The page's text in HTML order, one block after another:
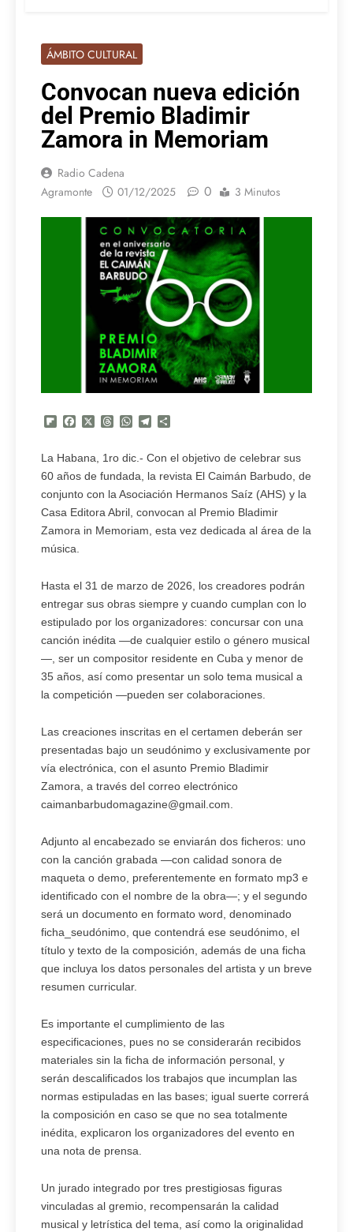
ÁMBITO CULTURAL
Convocan nueva edición
del Premio Bladimir
Zamora in Memoriam
Radio Cadena
Agramonte
01/12/2025 0 3 Minutos
Flipboard
Facebook
X Threads
WhatsApp
Telegram
La Habana, 1ro dic.- Con el objetivo de celebrar sus
60 años de fundada, la revista El Caimán Barbudo, de
conjunto con la Asociación Hermanos Saíz (AHS) y la
Casa Editora Abril, convocan al Premio Bladimir
Zamora in Memoriam, esta vez dedicada al área de la
música.
Hasta el 31 de marzo de 2026, los creadores podrán
entregar sus obras siempre y cuando cumplan con lo
estipulado por los organizadores: concursar con una
canción inédita —de cualquier estilo o género musical
—, ser un compositor residente en Cuba y menor de
35 años, así como presentar un solo tema musical a
la competición —pueden ser colaboraciones.
Las creaciones inscritas en el certamen deberán ser
presentadas bajo un seudónimo y exclusivamente por
vía electrónica, con el asunto Premio Bladimir
Zamora, a través del correo electrónico
caimanbarbudomagazine@gmail.com.
Adjunto al encabezado se enviarán dos ficheros: uno
con la canción grabada —con calidad sonora de
maqueta o demo, preferentemente en formato mp3 e
identificado con el nombre de la obra—; y el segundo
será un documento en formato word, denominado
ficha_seudónimo, que contendrá ese seudónimo, el
título y texto de la composición, además de una ficha
que incluya los datos personales del artista y un breve
resumen curricular.
Es importante el cumplimiento de las
especificaciones, pues no se considerarán recibidos
materiales sin la ficha de información personal, y
serán descalificados los trabajos que incumplan las
normas estipuladas en las bases; igual suerte correrá
la composición en caso se que no sea totalmente
inédita, explicaron los organizadores del evento en
una nota de prensa.
Un jurado integrado por tres prestigiosas figuras
vinculadas al gremio, recompensarán la calidad
musical y letrística del tema, así como la originalidad